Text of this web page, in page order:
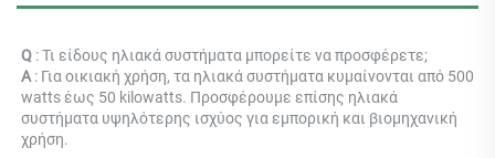
Q : Τι είδους ηλιακά συστήματα μπορείτε να προσφέρετε;
Α : Για οικιακή χρήση, τα ηλιακά συστήματα κυμαίνονται από 500
watts έως 50 kilowatts. Προσφέρουμε επίσης ηλιακά
συστήματα υψηλότερης ισχύος για εμπορική και βιομηχανική
χρήση.